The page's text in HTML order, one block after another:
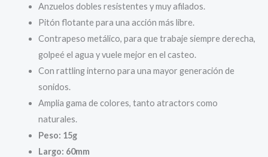
Anzuelos dobles resistentes y muy afilados.
Pitón flotante para una acción más libre.
Contrapeso metálico, para que trabaje siempre derecha,
golpeé el agua y vuele mejor en el casteo.
Con rattling interno para una mayor generación de
sonidos.
Amplia gama de colores, tanto atractors como
naturales.
Peso: 15g
Largo: 60mm